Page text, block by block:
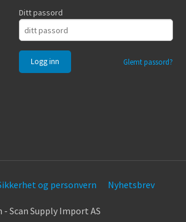
Ditt passord
Glemt passord?
og personvern Nyhetsbrev
- Scan Supply Import AS